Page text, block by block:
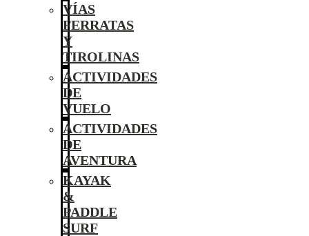
VÍAS
FERRATAS
Y
TIROLINAS
ACTIVIDADES
DE
VUELO
ACTIVIDADES
DE
AVENTURA
KAYAK
&
PADDLE
SURF